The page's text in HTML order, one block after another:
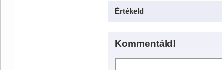
Értékeld
Kommentáld!